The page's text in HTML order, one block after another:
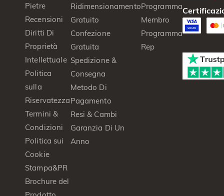
Pietre
Recensioni
Diritti Di
Proprietà
Intellettuale
Politica
sulla
Riservatezza
Termini &
Condizioni
Politica sui
Cookie
Stampa&PR
Brochure del
Ridimensionamento
Gratuito
Confezione
Gratuita
Spedizione &
Consegna
Metodo Di
Pagamento
Resi & Cambi
Garanzia Di Un
Anno
Programma
Membro
Programma
Rep